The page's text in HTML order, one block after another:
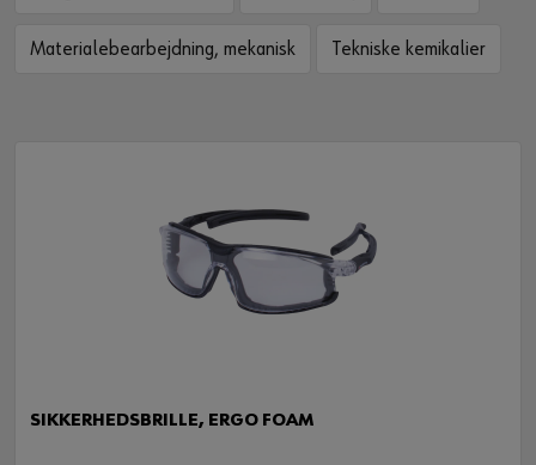
Materialebearbejdning, mekanisk Tekniske kemikalier
SIKKERHEDSBRILLE, ERGO FOAM